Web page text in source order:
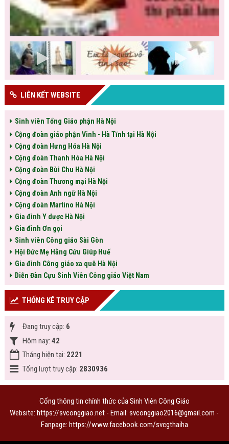
LIÊN KẾT WEBSITE
Sinh viên Tổng Giáo phận Hà Nội
Cộng đoàn giáo phận Vinh - Hà Tĩnh tại Hà Nội
Cộng đoàn Hưng Hóa Hà Nội
Cộng đoàn Thanh Hóa Hà Nội
Cộng đoàn Bùi Chu Hà Nội
Cộng đoàn Thương mại Hà Nội
Cộng đoàn Anh ngữ Hà Nội
Cộng đoàn Martino Hà Nội
Gia đình Y dược Hà Nội
Gia đình Ơn gọi
Sinh viên Công giáo Sài Gòn
Hội Đức Mẹ Hằng Cứu Giúp Huế
Gia đình Công giáo xa quê Hà Nội
Diễn Đàn Cựu Sinh Viên Công giáo Việt Nam
THỐNG KÊ TRUY CẬP
Đang truy cập: 6
Hôm nay: 42
Tháng hiện tại: 2221
Tổng lượt truy cập: 2830936
Cổng thông tin chính thức của Sinh Viên Công Giáo
Website: https://svconggiao.net - Email: svconggiao2016@gmail.com -
Fanpage: https://www.facebook.com/svcgthaiha